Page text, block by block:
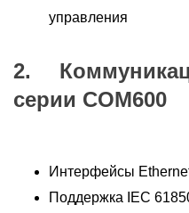
управления
2.
серии COM600
Интерфейсы
Поддержка IEC